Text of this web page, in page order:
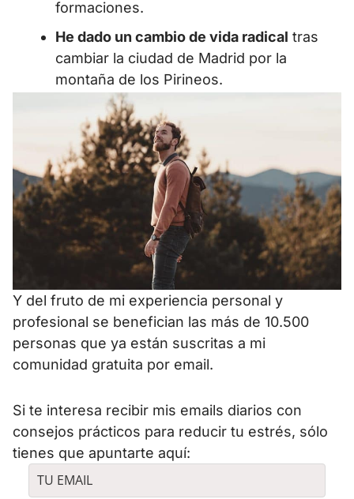
formaciones.
He dado un cambio de vida radical tras
cambiar la ciudad de Madrid por la
montaña de los Pirineos.
Y del fruto de mi experiencia personal y
profesional se benefician las más de 10.500
personas que ya están suscritas a mi
comunidad gratuita por email.
Si te interesa recibir mis emails diarios con
consejos prácticos para reducir tu estrés, sólo
tienes que apuntarte aquí: